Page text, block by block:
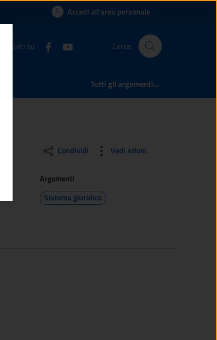
di una copia,
Accedi all'area personale
Seguici su Cerca
Tutti gli argomenti...
Condividi Vedi azioni
Argomenti
Sistema giuridico